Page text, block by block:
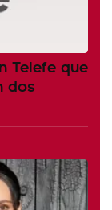
Telefe que
dos